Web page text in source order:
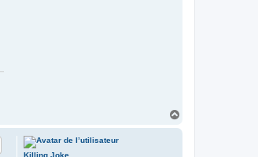
Killing Joke